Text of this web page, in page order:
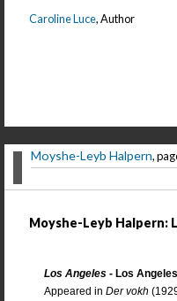
Caroline Luce, Author
Moyshe-Leyb Halpern,
Moyshe-Leyb Halpern:
Los Angeles- Los Angeles
Appeared inDer vokh